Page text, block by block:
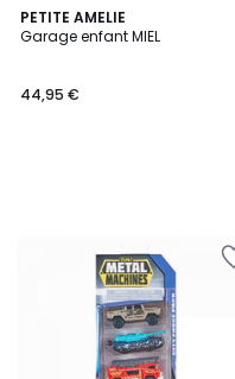
PETITE AMELIE
Garage enfant MIEL
€.
44,95 €